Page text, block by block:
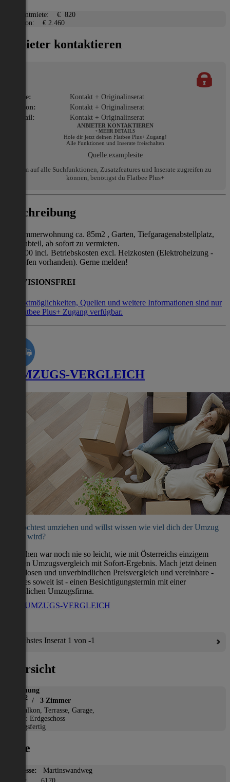
Gesamtmiete:
€ 820
Kaution:
€ 2.460
Anbieter kontaktieren
Name:
Kontakt + Originalinserat
Telefon:
Kontakt + Originalinserat
E-Mail:
Kontakt + Originalinserat
ANBIETER KONTAKTIEREN
+ MEHR DETAILS
Hole dir jetzt deinen Flatbee Plus+ Zugang!
Alle Funktionen und Inserate freischalten
Quelle:examplesite
Um auf alle Suchfunktionen, Zusatzfeatures und Inserate zugreifen zu
können, benötigst du Flatbee Plus+
Beschreibung
Dreizimmerwohnung ca. 85m2 , Garten, Tiefgaragenabstellplatz,
Kellerabteil, ab sofort zu vermieten.
€ 820,00 incl. Betriebskosten excl. Heizkosten (Elektroheizung -
Pelletofen vorhanden). Gerne melden!
PROVISIONSFREI
Kontaktmöglichkeiten, Quellen und weitere Informationen sind nur
mit Flatbee Plus+ Zugang verfügbar.
UMZUGS-VERGLEICH
Du möchtest umziehen und willst wissen wie viel dich der Umzug
kosten wird?
Umziehen war noch nie so leicht, wie mit Österreichs einzigem
direkten Umzugsvergleich mit Sofort-Ergebnis. Mach jetzt deinen
kostenlosen und unverbindlichen Preisvergleich und vereinbare -
wenn es soweit ist - einen Besichtigungstermin mit einer
verlässlichen Umzugsfirma.
ZUM UMZUGS-VERGLEICH
Nächstes Inserat 1 von -1
Übersicht
Wohnung
2 / 3 Zimmer
Balkon, Terrasse, Garage,
Etage: Erdgeschoss
Bezugsfertig
Lage
Adresse:
Martinswandweg